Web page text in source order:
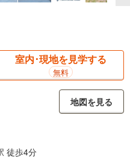
室内･現地を見学する
無料
地図を見る
徒歩4分